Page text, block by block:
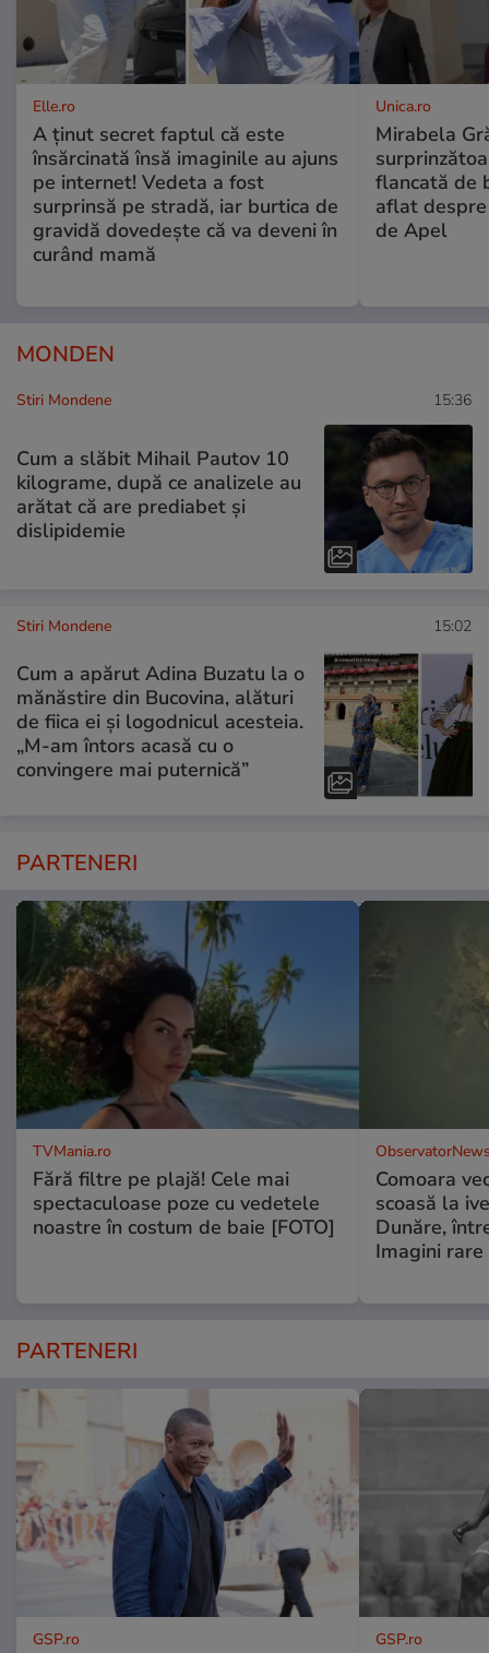
Elle.ro
A ținut secret faptul că este
însărcinată însă imaginile au ajuns
pe internet! Vedeta a fost
surprinsă pe stradă, iar burtica de
gravidă dovedește că va deveni în
curând mamă
Unica.ro
Mirabela
flancată de
aflat
de Apel
MONDEN
Stiri Mondene 15:36
Cum a slăbit Mihail Pautov 10
kilograme, după ce analizele au
arătat că are prediabet și
dislipidemie
Stiri Mondene 15:02
Cum a apărut Adina Buzatu la o
mănăstire din Bucovina, alături
de fiica ei și logodnicul acesteia.
„M-am întors acasă cu o
convingere mai puternică”
PARTENERI
TVMania.ro
Fără filtre pe plajă! Cele mai
spectaculoase poze cu vedetele
noastre în costum de baie [FOTO]
Comoara
scoasă la
Dunăre,
Imagini rare
PARTENERI
GSP.ro GSP.ro